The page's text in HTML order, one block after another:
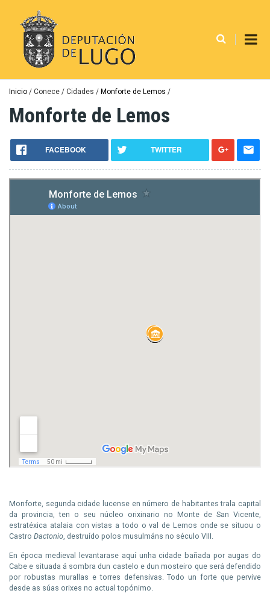
contido
principal
Miga
de
Inicio Conece Cidades Monforte de Lemos
Monforte de Lemos
FACEBOOK TWITTER
Monforte, segunda cidade lucense en número de habitantes trala capital
da provincia, ten o seu núcleo orixinario no Monte de San Vicente,
estratéxica atalaia con vistas a todo o val de Lemos onde se situou o
Castro Dactonio, destruído polos musulmáns no século VIII.
En época medieval levantarase aquí unha cidade bañada por augas do
Cabe e situada á sombra dun castelo e dun mosteiro que será defendido
por robustas murallas e torres defensivas. Todo un forte que pervive
desde as súas orixes no actual topónimo.